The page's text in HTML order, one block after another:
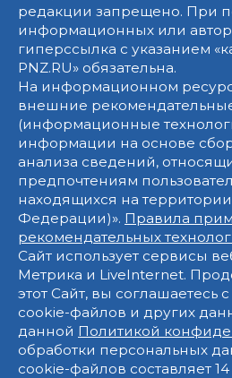
редакции запрещено. При
информационных или
гиперссылка с указанием
PNZ.RU» обязательна.
На информационном
внешние
(информационные
информации на основе
анализа сведений,
предпочтениям
находящихся на
Федерации)». Правила
рекомендательных
Сайт использует сервисы
Метрика и LiveInternet.
этот Сайт, вы соглашаетесь
cookie-файлов и других
данной Политикой
обработки персональных
cookie-файлов составляет